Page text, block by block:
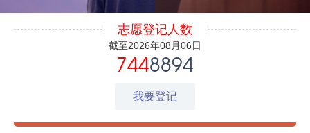
志愿登记人数
截至2026年08月06日
7448894
我要登记